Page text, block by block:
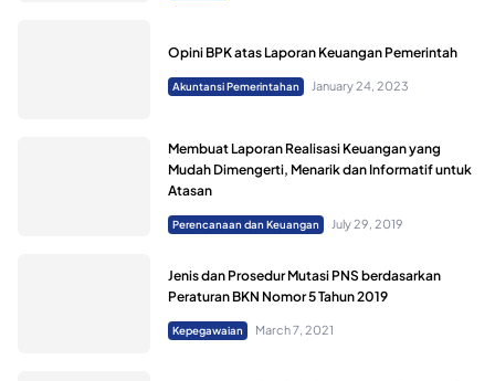
Opini BPK atas Laporan Keuangan Pemerintah
Akuntansi Pemerintahan January 24, 2023
Membuat Laporan Realisasi Keuangan yang
Mudah Dimengerti, Menarik dan Informatif untuk
Atasan
Perencanaan dan Keuangan July 29, 2019
Jenis dan Prosedur Mutasi PNS berdasarkan
Peraturan BKN Nomor 5 Tahun 2019
Kepegawaian March 7, 2021